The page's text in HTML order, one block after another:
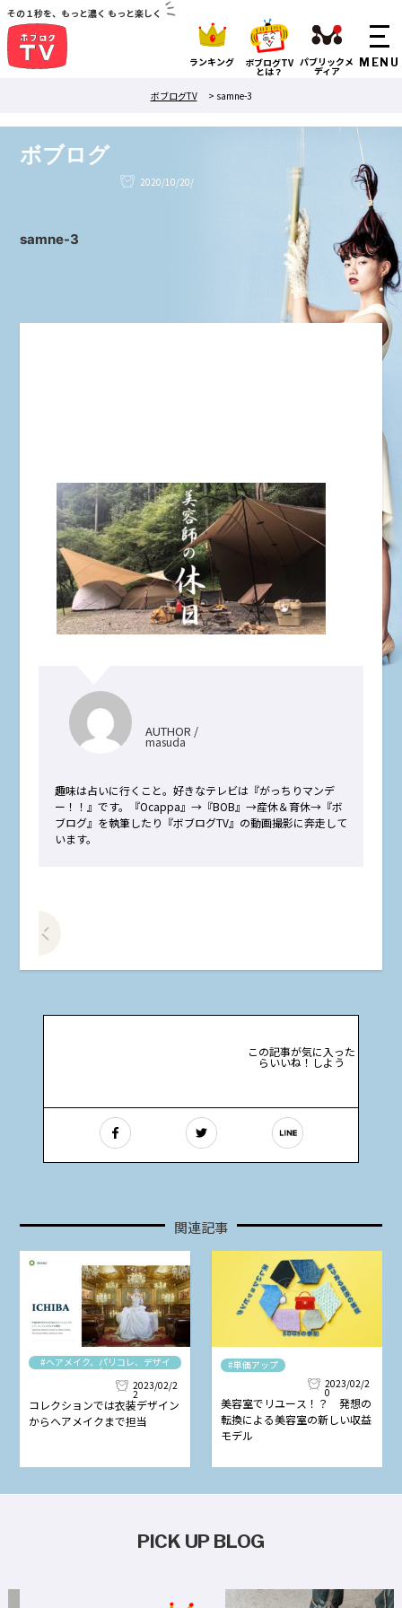
その１秒を、もっと濃く もっと楽しく
ランキング ボブログTV
とは？
パブリックメ
ディア
ボブログTV
> samne-3
ボブログ
2020/10/20/
samne-3
AUTHOR /
masuda
趣味は占いに行くこと。好きなテレビは『がっちりマンデ
ー！！』です。『Ocappa』→『BOB』→産休＆育休→『ボ
ブログ』を執筆したり『ボブログTV』の動画撮影に奔走して
います。
この記事が気に入った
らいいね！しよう
関連記事
#ヘアメイク、パリコレ、デザイ
ナー
2023/02/2
2
コレクションでは衣装デザイン
からヘアメイクまで担当
#単価アップ
2023/02/2
0
美容室でリユース！？ 発想の
転換による美容室の新しい収益
モデル
PICK UP BLOG